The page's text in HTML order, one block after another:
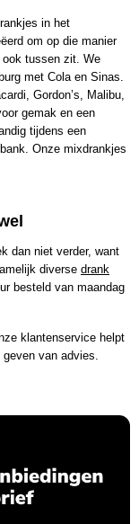
in het
om op die manier
ook tussen zit. We
met Cola en Sinas.
Gordon’s, Malibu,
gemak en een
tijdens een
Onze mixdrankjes
dan niet verder, want
diverse drank
besteld van maandag
klantenservice helpt
van advies.